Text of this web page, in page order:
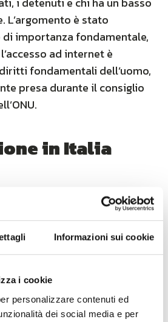
Informazioni sui cookie
i cookie
personalizzare contenuti ed
dei social media e per
L’argomento è stato
importanza fondamentale,
ad internet è
fondamentali dell’uomo,
presa durante il consiglio
in Italia
al terzo’ultimo posto
parte dell’UE, come
documento dell’ISTAT del
tre in Italia non ha accesso
internet. Nel piano nazionale
che guida il paese verso la
il 27% delle risorse sarà
di questo gap.